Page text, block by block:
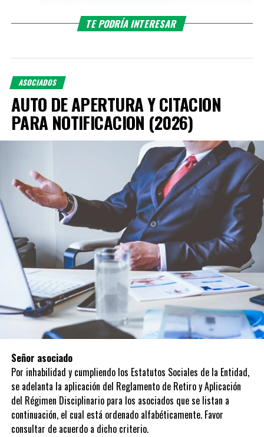
TE PODRÍA INTERESAR
ASOCIADOS
AUTO DE APERTURA Y CITACION
PARA NOTIFICACION (2026)
Señor asociado
Por inhabilidad y cumpliendo los Estatutos Sociales de la Entidad,
se adelanta la aplicación del Reglamento de Retiro y Aplicación
del Régimen Disciplinario para los asociados que se listan a
continuación, el cual está ordenado alfabéticamente. Favor
consultar de acuerdo a dicho criterio.